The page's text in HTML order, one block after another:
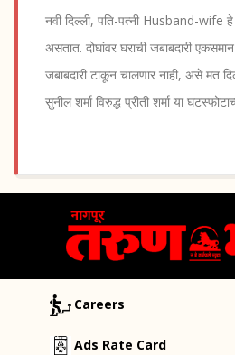
नवी दिल्ली, पति-पत्नी Husband-wife
असतात. दोघांवर घराची जबाबदारी
जबाबदारी टाकून चालणार नाही, असे मत
सुनील शर्मा विरुद्ध प्रीती शर्मा या
Careers
Ads Rate Card